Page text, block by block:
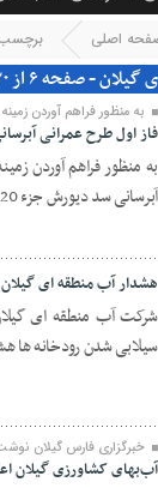
اصلی برچسب
- پایگاه خبری مرجع آنلاین
به منظور فراهم آوردن
فاز اول طرح عمرانی آبرسانی سد دیورش جزء ۲۰ طرح نشان
به منظور فراهم آوردن
آبرسانی سد دیورش جزء 20 طرح نشان دار اداره کل امور مالیاتی استان گیلان شد.
هشدار آب منطقه ای
شرکت آب منطقه ای
سیلابی شدن رودخانه ها
خبرگزاری فارس گیلان
آب‌بهای کشاورزی گیلان